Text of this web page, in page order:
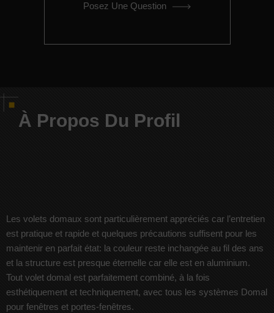
Posez Une Question
À Propos Du Profil
Les volets domaux sont particulièrement appréciés car l’entretien
est pratique et rapide et quelques précautions suffisent pour les
maintenir en parfait état: la couleur reste inchangée au fil des ans
et la structure est presque éternelle car elle est en aluminium.
Tout volet domal est parfaitement combiné, à la fois
esthétiquement et techniquement, avec tous les systèmes Domal
pour fenêtres et portes-fenêtres.